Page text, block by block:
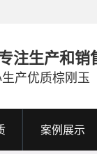
注生产和销
产优质棕刚玉
案例展示